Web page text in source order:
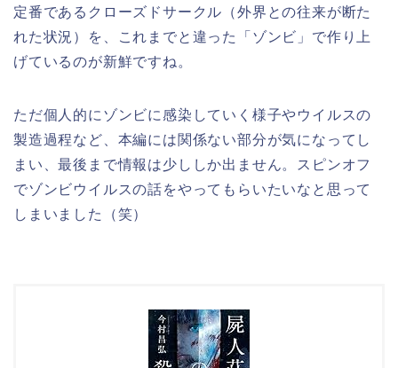
定番であるクローズドサークル（外界との往来が断た
れた状況）を、これまでと違った「ゾンビ」で作り上
げているのが新鮮ですね。
ただ個人的にゾンビに感染していく様子やウイルスの
製造過程など、本編には関係ない部分が気になってし
まい、最後まで情報は少ししか出ません。スピンオフ
でゾンビウイルスの話をやってもらいたいなと思って
しまいました（笑）